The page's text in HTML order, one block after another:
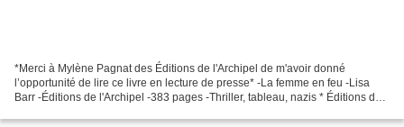
*Merci à Mylène Pagnat des Éditions de l'Archipel de m'avoir donné
l’opportunité de lire ce livre en lecture de presse* -La femme en feu -Lisa
Barr -Éditions de l'Archipel -383 pages -Thriller, tableau, nazis * Éditions de